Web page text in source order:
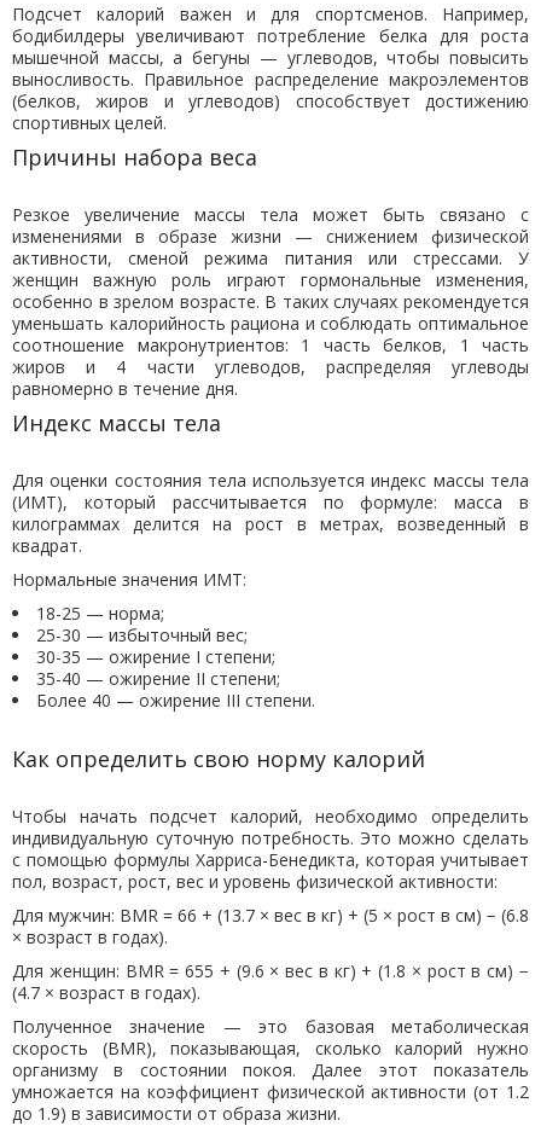
Подсчет калорий важен и для спортсменов. Например,
бодибилдеры увеличивают потребление белка для роста
мышечной массы, а бегуны — углеводов, чтобы повысить
выносливость. Правильное распределение макроэлементов
(белков, жиров и углеводов) способствует достижению
спортивных целей.
Причины набора веса
Резкое увеличение массы тела может быть связано с
изменениями в образе жизни — снижением физической
активности, сменой режима питания или стрессами. У
женщин важную роль играют гормональные изменения,
особенно в зрелом возрасте. В таких случаях рекомендуется
уменьшать калорийность рациона и соблюдать оптимальное
соотношение макронутриентов: 1 часть белков, 1 часть
жиров и 4 части углеводов, распределяя углеводы
равномерно в течение дня.
Индекс массы тела
Для оценки состояния тела используется индекс массы тела
(ИМТ), который рассчитывается по формуле: масса в
килограммах делится на рост в метрах, возведенный в
квадрат.
Нормальные значения ИМТ:
18-25 — норма;
25-30 — избыточный вес;
30-35 — ожирение I степени;
35-40 — ожирение II степени;
Более 40 — ожирение III степени.
Как определить свою норму калорий
Чтобы начать подсчет калорий, необходимо определить
индивидуальную суточную потребность. Это можно сделать
с помощью формулы Харриса-Бенедикта, которая учитывает
пол, возраст, рост, вес и уровень физической активности:
Для мужчин: BMR = 66 + (13.7 × вес в кг) + (5 × рост в см) − (6.8
× возраст в годах).
Для женщин: BMR = 655 + (9.6 × вес в кг) + (1.8 × рост в см) −
(4.7 × возраст в годах).
Полученное значение — это базовая метаболическая
скорость (BMR), показывающая, сколько калорий нужно
организму в состоянии покоя. Далее этот показатель
умножается на коэффициент физической активности (от 1.2
до 1.9) в зависимости от образа жизни.